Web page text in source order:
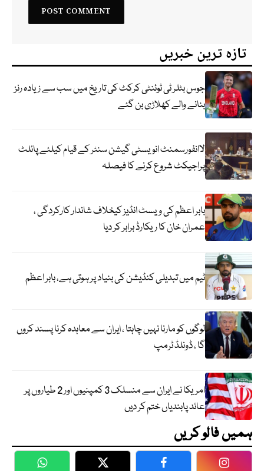
تازہ ترین خبریں
جوس بٹلر ٹی ٹوئنٹی کرکٹ کی تاریخ میں سب سے زیادہ رنز
بنانے والے کھلاڑی بن گئے
لاانفورسمنٹ انویسٹی گیشن سنٹر کے قیام کیلئے پائلٹ
پراجیکٹ شروع کرنے کا فیصلہ
بابر اعظم کی ویسٹ انڈیز کیخلاف شاندار کارکردگی ،
عمران خان کا ریکارڈ برابر کر دیا
ٹیم میں تبدیلی کنڈیشن کی بنیاد پر ہوتی ہے، بابر اعظم
لوگوں کو مارنا نہیں چاہتا ، ایران سے معاہدہ کرنا پسند کروں
گا ، ڈونلڈ ٹرمپ
امریکا نے ایران سے منسلک 3 کمپنیوں اور 2 طیاروں پر
عائد پابندیاں ختم کر دیں
ہمیں فالو کریں